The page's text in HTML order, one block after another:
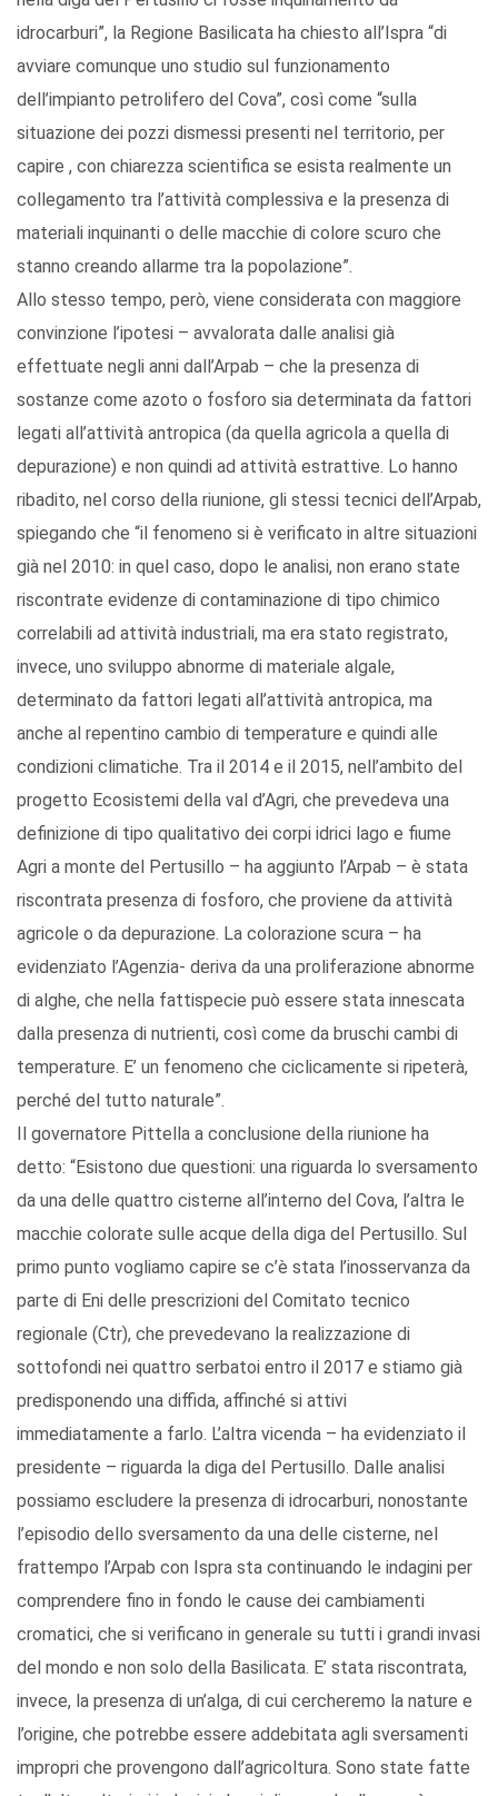
idrocarburi”, la Regione Basilicata ha chiesto all’Ispra “di
avviare comunque uno studio sul funzionamento
dell’impianto petrolifero del Cova”, così come “sulla
situazione dei pozzi dismessi presenti nel territorio, per
capire , con chiarezza scientifica se esista realmente un
collegamento tra l’attività complessiva e la presenza di
materiali inquinanti o delle macchie di colore scuro che
stanno creando allarme tra la popolazione”.
Allo stesso tempo, però, viene considerata con maggiore
convinzione l’ipotesi – avvalorata dalle analisi già
effettuate negli anni dall’Arpab – che la presenza di
sostanze come azoto o fosforo sia determinata da fattori
legati all’attività antropica (da quella agricola a quella di
depurazione) e non quindi ad attività estrattive. Lo hanno
ribadito, nel corso della riunione, gli stessi tecnici dell’Arpab,
spiegando che “il fenomeno si è verificato in altre situazioni
già nel 2010: in quel caso, dopo le analisi, non erano state
riscontrate evidenze di contaminazione di tipo chimico
correlabili ad attività industriali, ma era stato registrato,
invece, uno sviluppo abnorme di materiale algale,
determinato da fattori legati all’attività antropica, ma
anche al repentino cambio di temperature e quindi alle
condizioni climatiche. Tra il 2014 e il 2015, nell’ambito del
progetto Ecosistemi della val d’Agri, che prevedeva una
definizione di tipo qualitativo dei corpi idrici lago e fiume
Agri a monte del Pertusillo – ha aggiunto l’Arpab – è stata
riscontrata presenza di fosforo, che proviene da attività
agricole o da depurazione. La colorazione scura – ha
evidenziato l’Agenzia- deriva da una proliferazione abnorme
di alghe, che nella fattispecie può essere stata innescata
dalla presenza di nutrienti, così come da bruschi cambi di
temperature. E’ un fenomeno che ciclicamente si ripeterà,
perché del tutto naturale”.
Il governatore Pittella a conclusione della riunione ha
detto: “Esistono due questioni: una riguarda lo sversamento
da una delle quattro cisterne all’interno del Cova, l’altra le
macchie colorate sulle acque della diga del Pertusillo. Sul
primo punto vogliamo capire se c’è stata l’inosservanza da
parte di Eni delle prescrizioni del Comitato tecnico
regionale (Ctr), che prevedevano la realizzazione di
sottofondi nei quattro serbatoi entro il 2017 e stiamo già
predisponendo una diffida, affinché si attivi
immediatamente a farlo. L’altra vicenda – ha evidenziato il
presidente – riguarda la diga del Pertusillo. Dalle analisi
possiamo escludere la presenza di idrocarburi, nonostante
l’episodio dello sversamento da una delle cisterne, nel
frattempo l’Arpab con Ispra sta continuando le indagini per
comprendere fino in fondo le cause dei cambiamenti
cromatici, che si verificano in generale su tutti i grandi invasi
del mondo e non solo della Basilicata. E’ stata riscontrata,
invece, la presenza di un’alga, di cui cercheremo la nature e
l’origine, che potrebbe essere addebitata agli sversamenti
impropri che provengono dall’agricoltura. Sono state fatte